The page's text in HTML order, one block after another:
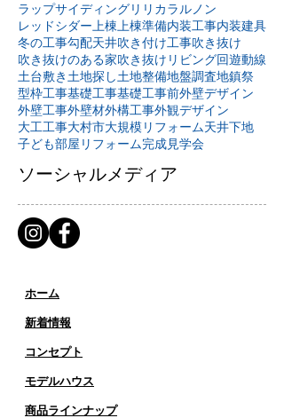
ラップサイディングリリカラ ルノン
レッドシダー 上棟 上棟準備内装工事内装建具
冬の工事勾配天井吹き付け工事吹き抜け
吹き抜けのある家吹き抜けリビング回遊動線
土台敷き 土地探し土地整備地盤調査地鎮祭
型枠工事基礎工事基礎工事前外壁デザイン
外壁工事外壁材外構工事外観デザイン
大工工事大村市大規模リフォーム天井下地
子ども部屋リフォーム完成見学会
ソーシャルメディア
ホーム
新着情報
コンセプト
​​モデルハウス
商品ラインナップ